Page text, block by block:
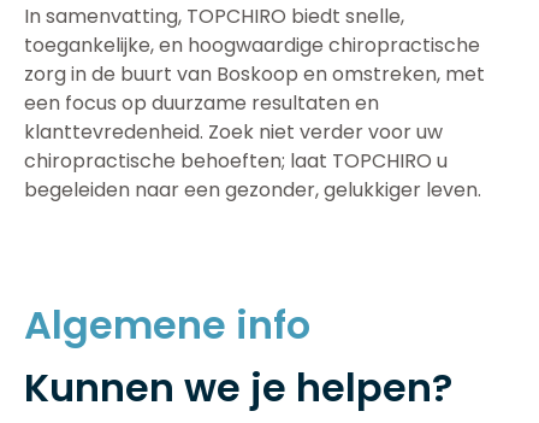
In samenvatting, TOPCHIRO biedt snelle,
toegankelijke, en hoogwaardige chiropractische
zorg in de buurt van Boskoop en omstreken, met
een focus op duurzame resultaten en
klanttevredenheid. Zoek niet verder voor uw
chiropractische behoeften; laat TOPCHIRO u
begeleiden naar een gezonder, gelukkiger leven.
Algemene info
Kunnen we je helpen?